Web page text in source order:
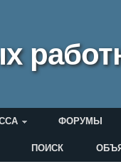
ФОРУМЫ
ПОИСК